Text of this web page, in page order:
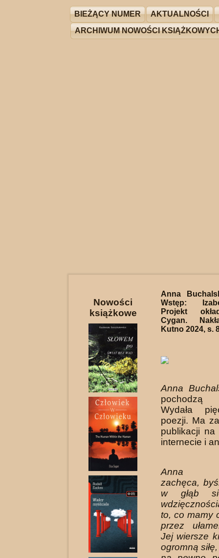
BIEŻĄCY NUMER AKTUALNOŚCI
ARCHIWUM NOWOŚCI
Nowości
książkowe
Anna
Wstęp:
Projekt
Cygan.
Kutno 2024, s.
Anna
Wydała
poezji. Ma
publikacji na
internecie i
Anna
zachęca,
w głąb
to, co mamy
przez
Jej wiersze
ogromną